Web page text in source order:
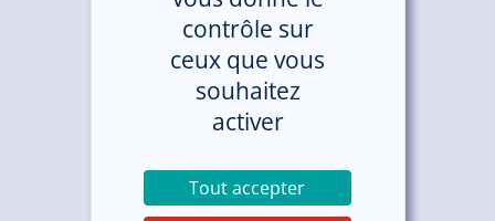
contrôle sur
ceux que vous
souhaitez
activer
Tout accepter